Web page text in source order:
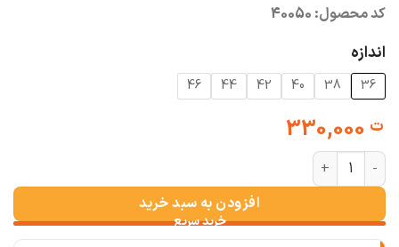
کد محصول:40050
اندازه
36
38
40
42
44
46
ت330,000
شلوار پارچه ای بوت کات ترک طوسی چاکدار عدد
افزودن به سبد خرید